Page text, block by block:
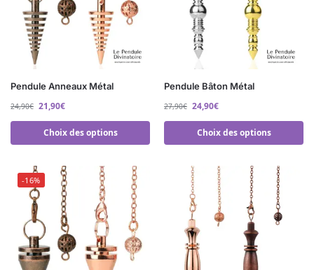
Pendule Anneaux Métal
24,90€ 21,90€
Choix des options
Pendule Bâton Métal
27,90€ 24,90€
Choix des options
-16%